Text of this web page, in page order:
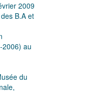
2009
B.A et
2006) au
du